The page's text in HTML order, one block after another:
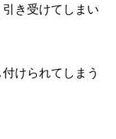
き受けてしまい
けられてしまう